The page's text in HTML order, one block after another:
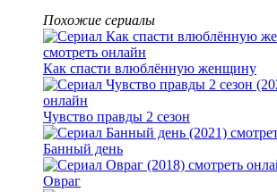
Похожие сериалы
Как спасти влюблённую женщину
Чувство правды 2 сезон
Банный день
Овраг